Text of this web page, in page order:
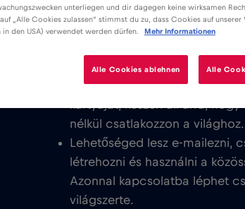
Töltse le a könnyen telepíthető Red
élvezze a korlátlan mobilinternetet
Soha nem számítunk fel
kártyáját, készen áll arra,
nélkül csatlakozzon a világhoz.
Lehetőséged lesz e-mailezni,
létrehozni és használni a
Azonnal kapcsolatba léphet
világszerte.
unterliegen und dir dagegen keine wirksamen
„Alle Cookies zulassen“ stimmst du zu, dass Cookies auf unserer
den USA) verwendet werden dürfen.
Mehr Informationen
Alle Cookies ablehnen Alle